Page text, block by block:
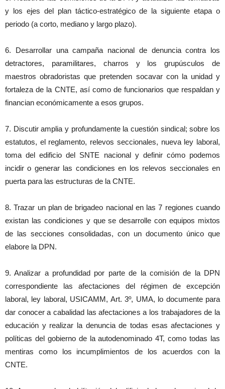
y los ejes del plan táctico-estratégico de la siguiente etapa o
periodo (a corto, mediano y largo plazo).
6. Desarrollar una campaña nacional de denuncia contra los
detractores, paramilitares, charros y los grupúsculos de
maestros obradoristas que pretenden socavar con la unidad y
fortaleza de la CNTE, así como de funcionarios que respaldan y
financian económicamente a esos grupos.
7. Discutir amplia y profundamente la cuestión sindical; sobre los
estatutos, el reglamento, relevos seccionales, nueva ley laboral,
toma del edificio del SNTE nacional y definir cómo podemos
incidir o generar las condiciones en los relevos seccionales en
puerta para las estructuras de la CNTE.
8. Trazar un plan de brigadeo nacional en las 7 regiones cuando
existan las condiciones y que se desarrolle con equipos mixtos
de las secciones consolidadas, con un documento único que
elabore la DPN.
9. Analizar a profundidad por parte de la comisión de la DPN
correspondiente las afectaciones del régimen de excepción
laboral, ley laboral, USICAMM, Art. 3º, UMA, lo documente para
dar conocer a cabalidad las afectaciones a los trabajadores de la
educación y realizar la denuncia de todas esas afectaciones y
políticas del gobierno de la autodenominado 4T, como todas las
mentiras como los incumplimientos de los acuerdos con la
CNTE.